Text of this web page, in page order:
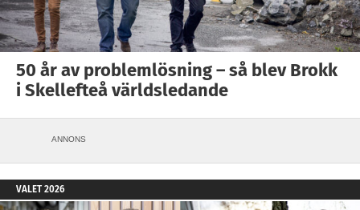
50 år av problemlösning – så blev Brokk
i Skellefteå världsledande
ANNONS
VALET 2026